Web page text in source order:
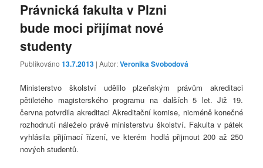
Právnická fakulta v Plzni
bude moci přijímat nové
studenty
Publikováno13.7.2013 | Autor:Veronika Svobodová
Ministerstvo školství udělilo plzeňským právům akreditaci
pětiletého magisterského programu na dalších 5 let. Již 19.
června potvrdila akreditaci Akreditační komise, nicméně konečné
rozhodnutí náleželo právě ministerstvu školství. Fakulta v pátek
vyhlásila přijímací řízení, ve kterém hodlá přijmout 200 až 250
nových studentů.